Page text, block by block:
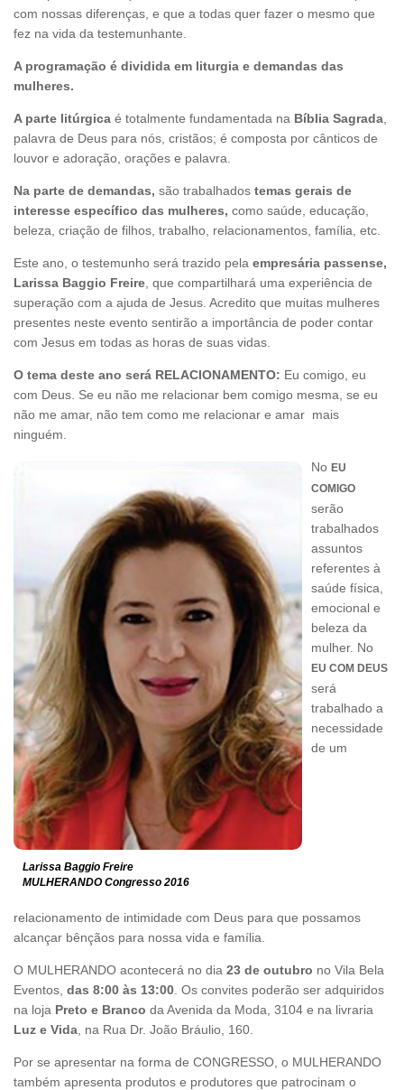
Voltar
com nossas diferenças, e que a todas quer fazer o mesmo que
fez na vida da testemunhante.
A programação é dividida em liturgia e demandas das
mulheres.
A parte litúrgica é totalmente fundamentada na Bíblia Sagrada
palavra de Deus para nós, cristãos; é composta por cânticos de
louvor e adoração, orações e palavra.
Na parte de demandas, são trabalhados temas gerais de
interesse específico das mulheres, como saúde, educação,
beleza, criação de filhos, trabalho, relacionamentos, família, etc.
Este ano, o testemunho será trazido pela empresária passense,
Larissa Baggio Freire , que compartilhará uma experiência de
superação com a ajuda de Jesus. Acredito que muitas mulheres
presentes neste evento sentirão a importância de poder contar
com Jesus em todas as horas de suas vidas.
O tema deste ano será RELACIONAMENTO: Eu comigo, eu
com Deus. Se eu não me relacionar bem comigo mesma, se eu
não me amar, não tem como me relacionar e amar mais
ninguém.
Larissa Baggio Freire
MULHERANDO Congresso 2016
No EU
COMIGO
serão
trabalhados
assuntos
referentes à
saúde física,
emocional e
beleza da
mulher. No
EU COM DEUS
será
trabalhado a
necessidade
de um
relacionamento de intimidade com Deus para que possamos
alcançar bênçãos para nossa vida e família.
O MULHERANDO acontecerá no dia 23 de outubro no Vila Bela
Eventos, das 8:00 às 13:00 . Os convites poderão ser adquiridos
na loja Preto e Branco da Avenida da Moda, 3104 e na livraria
Luz e Vida , na Rua Dr. João Bráulio, 160.
Por se apresentar na forma de CONGRESSO, o MULHERANDO
também apresenta produtos e produtores que patrocinam o